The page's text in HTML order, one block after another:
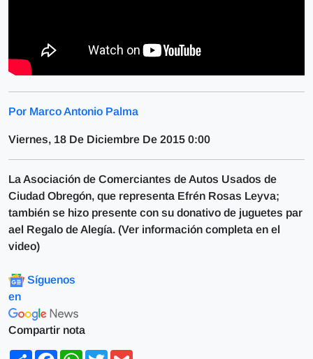
Por Marco Antonio Palma
Viernes, 18 De Diciembre De 2015 0:00
La Asociación de Comerciantes de Autos Usados de
Ciudad Obregón, que representa Efrén Rosas Leyva;
también se hizo presente con su donativo de juguetes par
ael Regalo de Alegía. (Ver información completa en el
video)
Síguenos
en
Compartir nota
ShareFacebookWhatsApp
Twitter